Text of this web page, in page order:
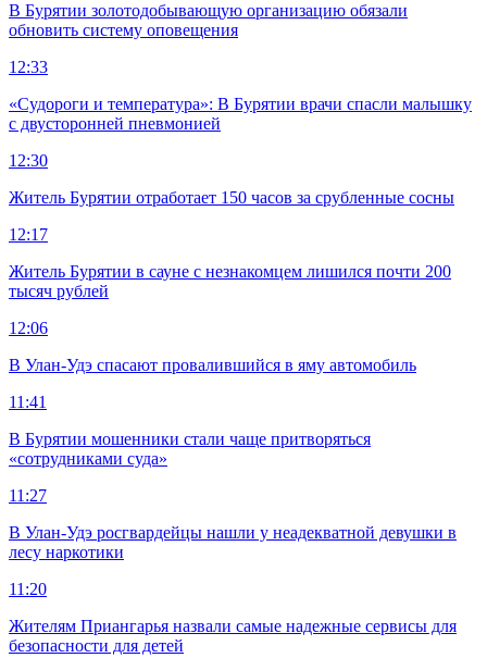
В Бурятии золотодобывающую организацию обязали
обновить систему оповещения
12:33
«Судороги и температура»: В Бурятии врачи спасли малышку
с двусторонней пневмонией
12:30
Житель Бурятии отработает 150 часов за срубленные сосны
12:17
Житель Бурятии в сауне с незнакомцем лишился почти 200
тысяч рублей
12:06
В Улан-Удэ спасают провалившийся в яму автомобиль
11:41
В Бурятии мошенники стали чаще притворяться
«сотрудниками суда»
11:27
В Улан-Удэ росгвардейцы нашли у неадекватной девушки в
лесу наркотики
11:20
Жителям Приангарья назвали самые надежные сервисы для
безопасности для детей